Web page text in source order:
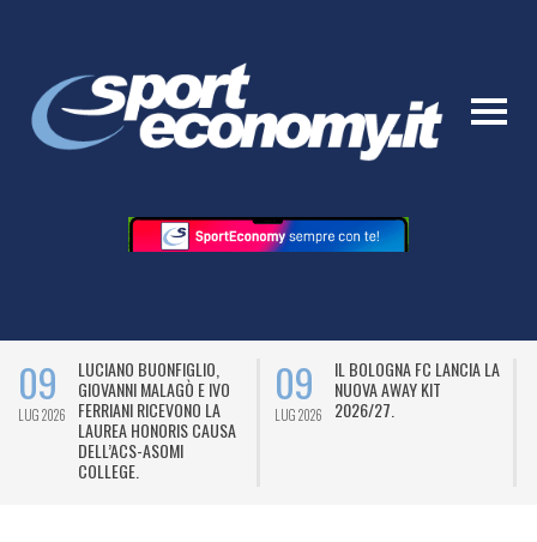
09
LUG 2026
LUCIANO BUONFIGLIO,
GIOVANNI MALAGÒ E IVO
FERRIANI RICEVONO LA
LAUREA HONORIS CAUSA
DELL’ACS-ASOMI
COLLEGE.
09
LUG 2026
IL BOLOGNA FC LANCIA LA
NUOVA AWAY KIT
2026/27.